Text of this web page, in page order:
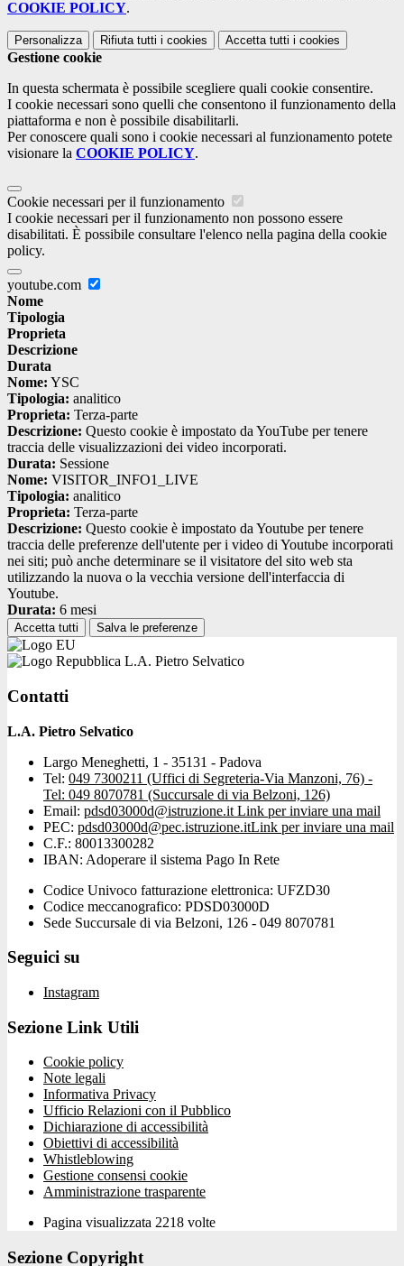
COOKIE POLICY.
Personalizza Rifiuta tutti i cookies Accetta tutti i cookies
Gestione cookie
In questa schermata è possibile scegliere quali cookie consentire.
I cookie necessari sono quelli che consentono il funzionamento della
piattaforma e non è possibile disabilitarli.
Per conoscere quali sono i cookie necessari al funzionamento potete
visionare la COOKIE POLICY.
Cookie necessari per il funzionamento
I cookie necessari per il funzionamento non possono essere
disabilitati. È possibile consultare l'elenco nella pagina della cookie
policy.
youtube.com
Nome
Tipologia
Proprieta
Descrizione
Durata
Nome: YSC
Tipologia: analitico
Proprieta: Terza-parte
Descrizione: Questo cookie è impostato da YouTube per tenere
traccia delle visualizzazioni dei video incorporati.
Durata: Sessione
Nome: VISITOR_INFO1_LIVE
Tipologia: analitico
Proprieta: Terza-parte
Descrizione: Questo cookie è impostato da Youtube per tenere
traccia delle preferenze dell'utente per i video di Youtube incorporati
nei siti; può anche determinare se il visitatore del sito web sta
utilizzando la nuova o la vecchia versione dell'interfaccia di
Youtube.
Durata: 6 mesi
Accetta tutti Salva le preferenze
L.A. Pietro Selvatico
Contatti
L.A. Pietro Selvatico
Largo Meneghetti, 1 - 35131 - Padova
Tel: 049 7300211 (Uffici di Segreteria-Via Manzoni, 76) -
Tel: 049 8070781 (Succursale di via Belzoni, 126)
Email: pdsd03000d@istruzione.it Link per inviare una mail
PEC: pdsd03000d@pec.istruzione.itLink per inviare una mail
C.F.: 80013300282
IBAN: Adoperare il sistema Pago In Rete
Codice Univoco fatturazione elettronica: UFZD30
Codice meccanografico: PDSD03000D
Sede Succursale di via Belzoni, 126 - 049 8070781
Seguici su
Instagram
Sezione Link Utili
Cookie policy
Note legali
Informativa Privacy
Ufficio Relazioni con il Pubblico
Dichiarazione di accessibilità
Obiettivi di accessibilità
Whistleblowing
Gestione consensi cookie
Amministrazione trasparente
Pagina visualizzata 2218 volte
Sezione Copyright